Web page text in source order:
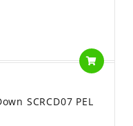
SCRCD07 PEL